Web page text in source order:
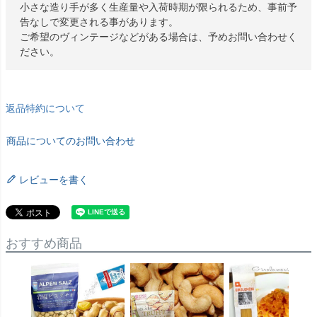
小さな造り手が多く生産量や入荷時期が限られるため、事前予
告なしで変更される事があります。
ご希望のヴィンテージなどがある場合は、予めお問い合わせく
ださい。
返品特約について
商品についてのお問い合わせ
レビューを書く
おすすめ商品